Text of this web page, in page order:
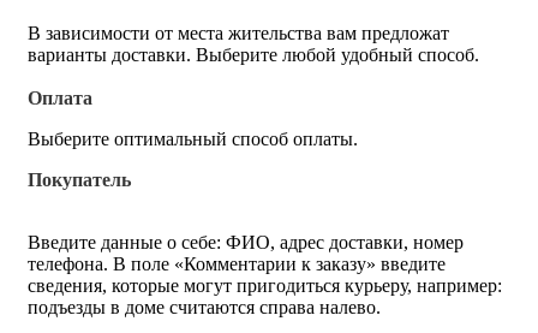
В зависимости от места жительства вам предложат
варианты доставки. Выберите любой удобный способ.
Оплата
Выберите оптимальный способ оплаты.
Покупатель
Введите данные о себе: ФИО, адрес доставки, номер
телефона. В поле «Комментарии к заказу» введите
сведения, которые могут пригодиться курьеру, например:
подъезды в доме считаются справа налево.